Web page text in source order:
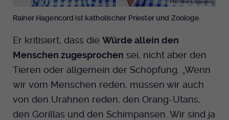
Michele Cappiello
Rainer Hagencord ist katholischer Priester und Zoologe.
Er kritisiert, dass die Würde allein den
Menschen zugesprochen sei, nicht aber den
Tieren oder allgemein der Schöpfung. „Wenn
wir vom Menschen reden, müssen wir auch
von den Urahnen reden, den Orang-Utans,
den Gorillas und den Schimpansen. Wir sind ja
Anbieter EKHN
PHP Daten Identifikator, der gesetzt wird
wird.
Name
Laufzeit 1 Jahr
Zweck
Speicherung der Cookie Constent
Spotify
Giphy
TikTok